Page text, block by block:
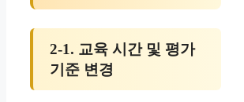
2-1. 교육 시간 및 평가
기준 변경